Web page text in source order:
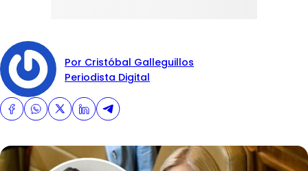
Por Cristóbal Galleguillos
Periodista Digital